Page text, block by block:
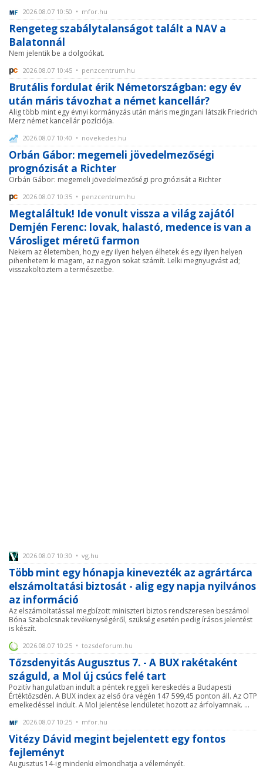
2026.08.07 10:50 • mfor.hu
Rengeteg szabálytalanságot talált a NAV a
Balatonnál
Nem jelentik be a dolgoókat.
2026.08.07 10:45 • penzcentrum.hu
Brutális fordulat érik Németországban: egy év
után máris távozhat a német kancellár?
Alig több mint egy évnyi kormányzás után máris megingani látszik Friedrich
Merz német kancellár pozíciója.
2026.08.07 10:40 • novekedes.hu
Orbán Gábor: megemeli jövedelmezőségi
prognózisát a Richter
Orbán Gábor: megemeli jövedelmezőségi prognózisát a Richter
2026.08.07 10:35 • penzcentrum.hu
Megtaláltuk! Ide vonult vissza a világ zajától
Demjén Ferenc: lovak, halastó, medence is van a
Városliget méretű farmon
Nekem az életemben, hogy egy ilyen helyen élhetek és egy ilyen helyen
pihenhetem ki magam, az nagyon sokat számít. Lelki megnyugvást ad;
visszaköltöztem a természetbe.
2026.08.07 10:30 • vg.hu
Több mint egy hónapja kinevezték az agrártárca
elszámoltatási biztosát - alig egy napja nyilvános
az információ
Az elszámoltatással megbízott miniszteri biztos rendszeresen beszámol
Bóna Szabolcsnak tevékenységéről, szükség esetén pedig írásos jelentést
is készít.
2026.08.07 10:25 • tozsdeforum.hu
Tőzsdenyitás Augusztus 7. - A BUX rakétaként
száguld, a Mol új csúcs felé tart
Pozitív hangulatban indult a péntek reggeli kereskedés a Budapesti
Értéktőzsdén. A BUX index az első óra végén 147 599,45 ponton áll. Az OTP
emelkedéssel indult. A Mol jelentése lendületet hozott az árfolyamnak. ...
2026.08.07 10:25 • mfor.hu
Vitézy Dávid megint bejelentett egy fontos
fejleményt
Augusztus 14-ig mindenki elmondhatja a véleményét.